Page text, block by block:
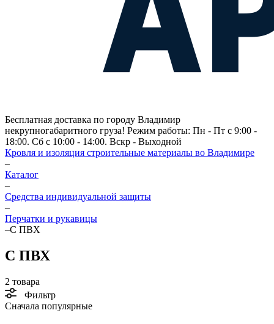
Бесплатная доставка по городу Владимир
некрупногабаритного груза! Режим работы: Пн - Пт с 9:00 -
18:00. Сб с 10:00 - 14:00. Вскр - Выходной
Кровля и изоляция строительные материалы во Владимире
–
Каталог
–
Средства индивидуальной защиты
–
Перчатки и рукавицы
–С ПВХ
С ПВХ
2 товара
Фильтр
Сначала популярные